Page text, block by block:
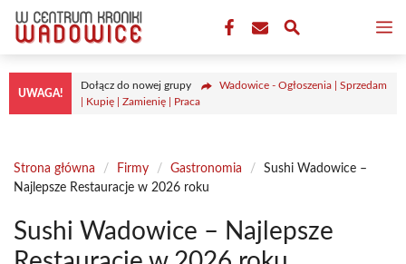
Przejdź
treści
UWAGA!
Dołącz do nowej grupy
Wadowice - Ogłoszenia | Sprzedam
| Kupię | Zamienię | Praca
Strona główna / Firmy / Gastronomia /
Sushi Wadowice –
Najlepsze Restauracje w 2026 roku
Sushi Wadowice – Najlepsze